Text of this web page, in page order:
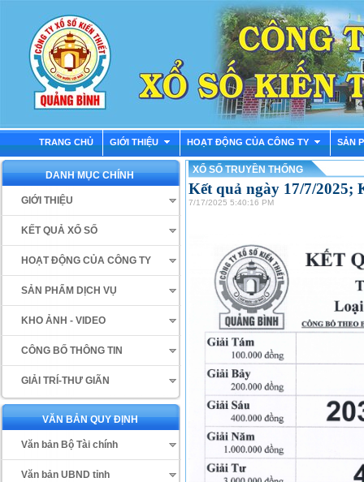
TRANG CHỦ GIỚI THIỆU HOẠT ĐỘNG CỦA CÔNG TY SẢN
DANH MỤC CHÍNH
GIỚI THIỆU
KẾT QUẢ XỔ SỐ
HOẠT ĐỘNG CỦA CÔNG TY
SẢN PHẨM DỊCH VỤ
KHO ẢNH - VIDEO
CÔNG BỐ THÔNG TIN
GIẢI TRÍ-THƯ GIÃN
VĂN BẢN QUY ĐỊNH
Văn bản Bộ Tài chính
Văn bản UBND tỉnh
XỔ SỐ TRUYỀN THỐNG
Kết quả ngày 17/7/2025;
7/17/2025 5:40:16 PM